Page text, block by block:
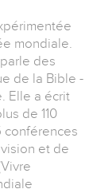
mondiale.
des
de la Bible -
Elle a écrit
de 110
conférences
et de